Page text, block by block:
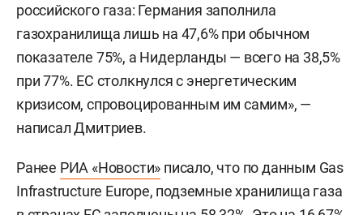
российского газа: Германия заполнила
газохранилища лишь на 47,6% при обычном
показателе 75%, а Нидерланды — всего на 38,5%
при 77%. ЕС столкнулся с энергетическим
кризисом, спровоцированным им самим», —
написал Дмитриев.
Ранее РИА «Новости» писало, что по данным Gas
Infrastructure Europe, подземные хранилища газа